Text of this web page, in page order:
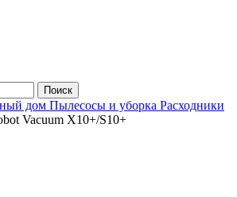
Поиск
дом Пылесосы и уборка Расходники
Vacuum X10+/S10+